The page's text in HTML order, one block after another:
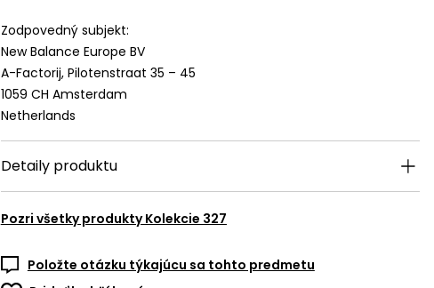
Zodpovedný subjekt:
New Balance Europe BV
A-Factorij, Pilotenstraat 35 – 45
1059 CH Amsterdam
Netherlands
Detaily produktu
Pozri všetky produkty Kolekcie 327
Položte otázku týkajúcu sa tohto predmetu